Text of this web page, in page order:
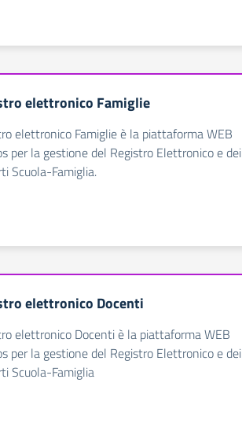
elettronico Famiglie
elettronico Famiglie è la piattaforma WEB
per la gestione del Registro Elettronico e dei
Scuola-Famiglia.
elettronico Docenti
elettronico Docenti è la piattaforma WEB
per la gestione del Registro Elettronico e dei
Scuola-Famiglia